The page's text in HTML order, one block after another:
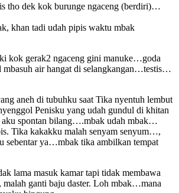
tho dek kok burunge ngaceng (berdiri)…
khan tadi udah pipis waktu mbak
kok gerak2 ngaceng gini manuke…goda
air hangat di selangkangan…testis…
aneh di tubuhku saat Tika nyentuh lembut
Penisku yang udah gundul di khitan
spontan bilang….mbak udah mbak…
Tika kakakku malah senyam senyum…,
sebentar ya…mbak tika ambilkan tempat
lama masuk kamar tapi tidak membawa
ganti baju daster. Loh mbak…mana